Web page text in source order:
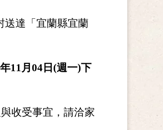
送達「宜蘭縣宜蘭
11月04日(週一)下
收受事宜，請洽家